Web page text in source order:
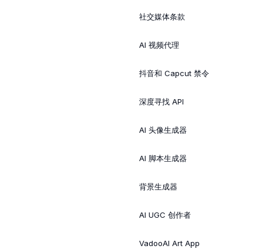
社交媒体条款
AI 视频代理
抖音和 Capcut 禁令
深度寻找 API
AI 头像生成器
AI 脚本生成器
背景生成器
AI UGC 创作者
VadooAI Art App